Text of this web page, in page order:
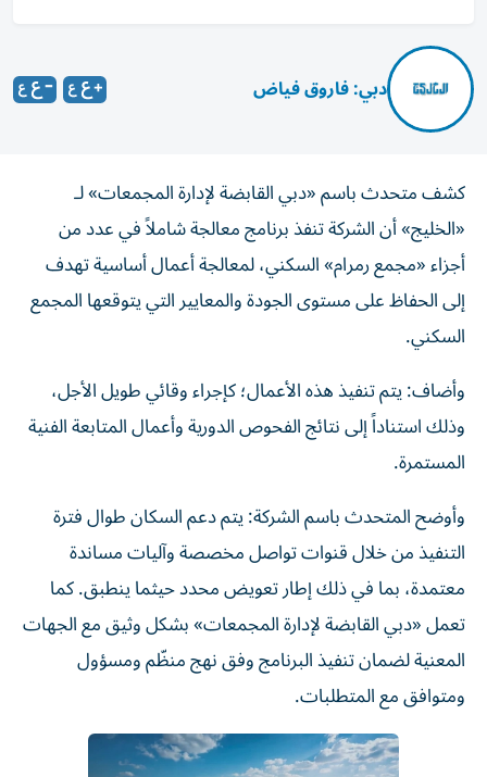
دبي: فاروق فياض
كشف متحدث باسم «دبي القابضة لإدارة المجمعات» لـ
«الخليج» أن الشركة تنفذ برنامج معالجة شاملاً في عدد من
أجزاء «مجمع رمرام» السكني، لمعالجة أعمال أساسية تهدف
إلى الحفاظ على مستوى الجودة والمعايير التي يتوقعها المجمع
السكني.
وأضاف: يتم تنفيذ هذه الأعمال؛ كإجراء وقائي طويل الأجل،
وذلك استناداً إلى نتائج الفحوص الدورية وأعمال المتابعة الفنية
المستمرة.
وأوضح المتحدث باسم الشركة: يتم دعم السكان طوال فترة
التنفيذ من خلال قنوات تواصل مخصصة وآليات مساندة
معتمدة، بما في ذلك إطار تعويض محدد حيثما ينطبق. كما
تعمل «دبي القابضة لإدارة المجمعات» بشكل وثيق مع الجهات
المعنية لضمان تنفيذ البرنامج وفق نهج منظّم ومسؤول
ومتوافق مع المتطلبات.